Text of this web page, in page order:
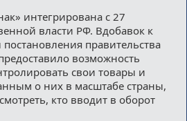
интегрирована с 27
власти РФ. Вдобавок к
правительства
возможность
свои товары и
о них в масштабе страны,
кто вводит в оборот